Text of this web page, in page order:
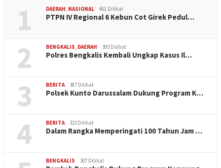
1 DAERAH, NASIONAL 461 Dilihat
PTPN IV Regional 6 Kebun Cot Girek Pedul…
2 BENGKALIS, DAERAH 393 Dilihat
Polres Bengkalis Kembali Ungkap Kasus Il…
3 BERITA 387 Dilihat
Polsek Kunto Darussalam Dukung Program K…
4 BERITA 323 Dilihat
Dalam Rangka Memperingati 100 Tahun Jam …
BENGKALIS 307 Dilihat